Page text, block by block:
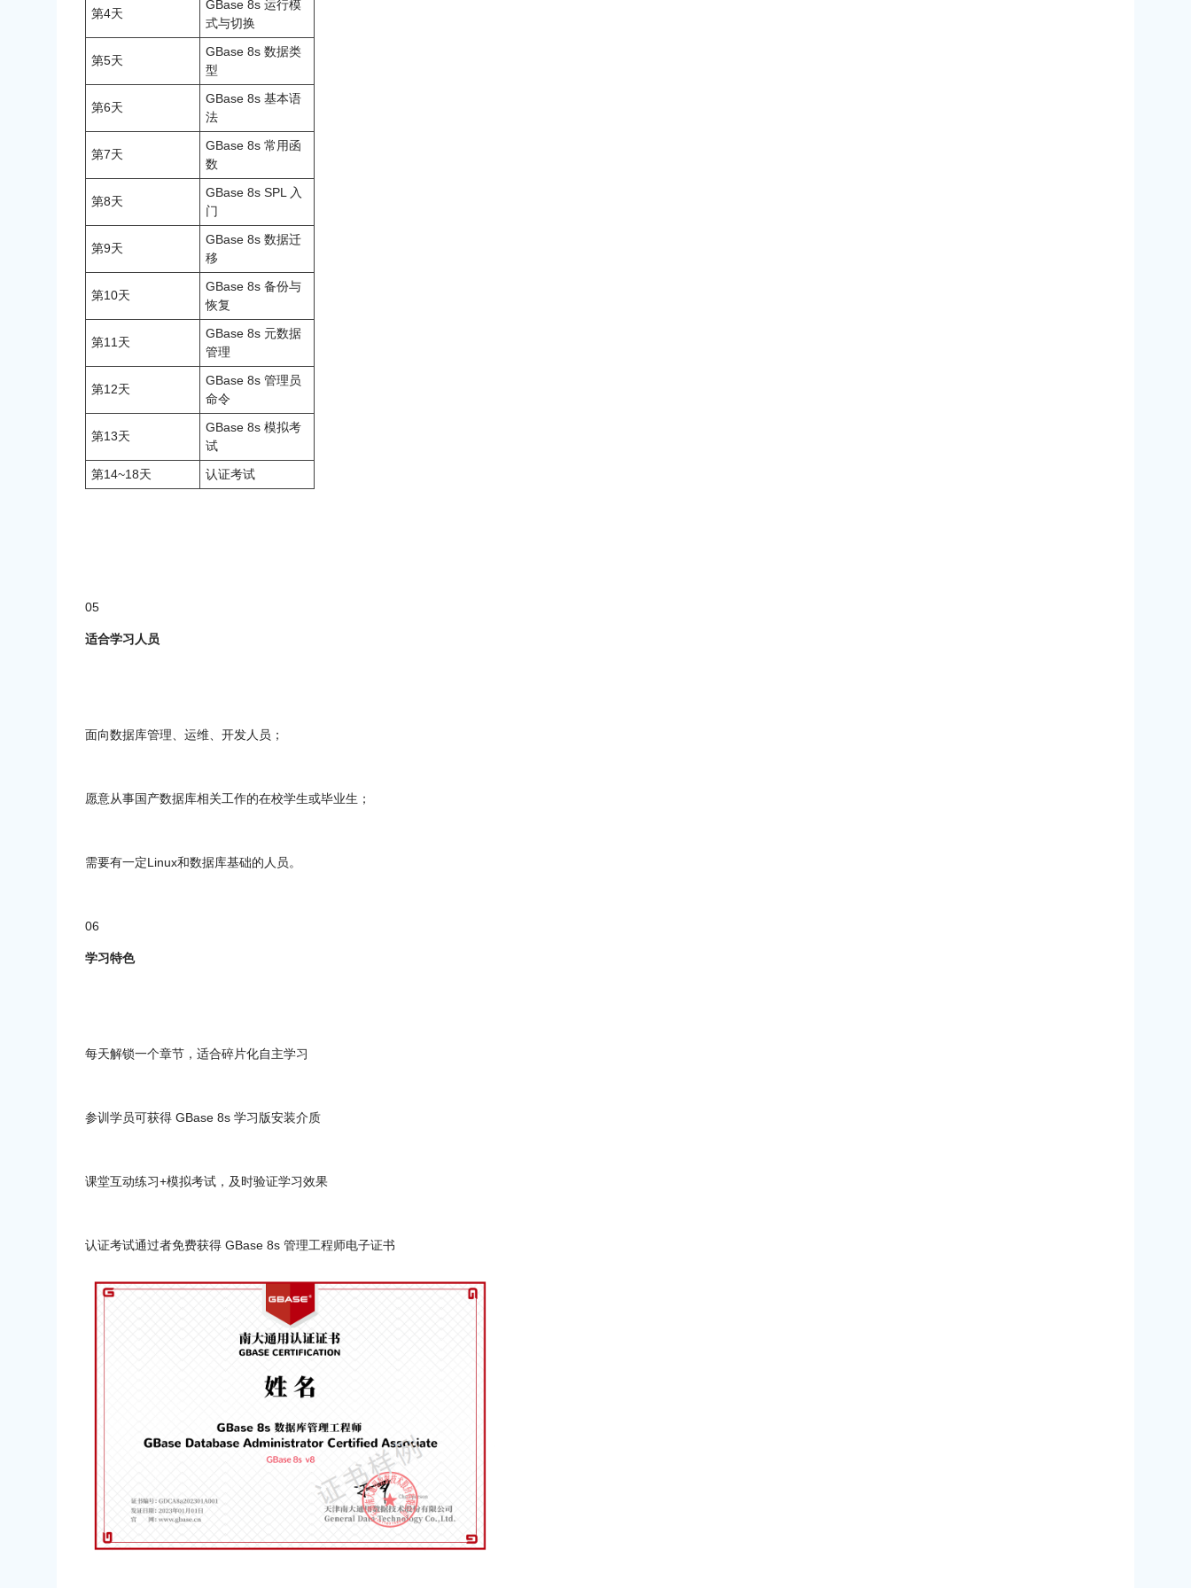
第4天
GBase 8s 运行模
式与切换
第5天
GBase 8s 数据类
型
第6天
GBase 8s 基本语
法
第7天
GBase 8s 常用函
数
第8天
GBase 8s SPL 入
门
第9天
GBase 8s 数据迁
移
第10天
GBase 8s 备份与
恢复
第11天
GBase 8s 元数据
管理
第12天
GBase 8s 管理员
命令
第13天
GBase 8s 模拟考
试
第14~18天
认证考试
05
适合学习人员
面向数据库管理、运维、开发人员；
愿意从事国产数据库相关工作的在校学生或毕业生；
需要有一定Linux和数据库基础的人员。
06
学习特色
每天解锁一个章节，适合碎片化自主学习
参训学员可获得 GBase 8s 学习版安装介质
课堂互动练习+模拟考试，及时验证学习效果
认证考试通过者免费获得 GBase 8s 管理工程师电子证书